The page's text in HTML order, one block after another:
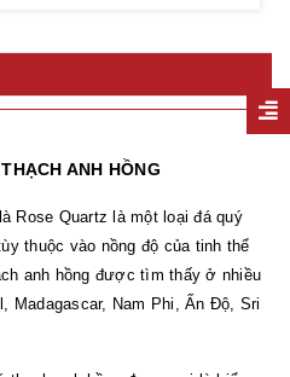
ANH HỒNG
Rose Quartz là một loại đá quý
thuộc vào nồng độ của tinh thể
anh hồng được tìm thấy ở nhiều
Madagascar, Nam Phi, Ấn Độ, Sri